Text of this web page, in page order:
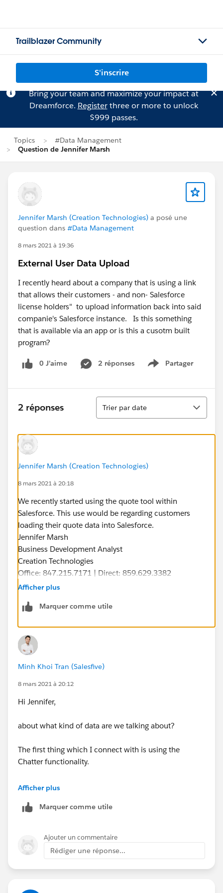
Trailblazer Community
S'inscrire
Bring your team and maximize your impact at
Dreamforce. Registerthree or more to unlock
$999 passes.
Topics
#Data Management
Question de Jennifer Marsh
Jennifer Marsh (Creation Technologies) a posé une
question dans #Data Management
8 mars 2021 à 19:36
External User Data Upload
I recently heard about a company that is using a link
that allows their customers - and non- Salesforce
license holders" to upload information back into said
companie's Salesforce instance. Is this something
that is available via an app or is this a cusotm built
program?
0 J’aime 2 réponses Partager
Show menu
2 réponses
Tri
Trier par date
Jennifer Marsh (Creation Technologies)
8 mars 2021 à 20:18
We recently started using the quote tool within
Salesforce. This use would be regarding customers
loading their quote data into Salesforce.
Jennifer Marsh
Business Development Analyst
Creation Technologies
Office: 847.215.7171 | Direct: 859.629.3382
jennifer.marsh@creationtech.com
Take care of yourself and others. Creation COVID-19
Afficher plus
Marquer comme utile
Minh Khoi Tran (Salesfive)
8 mars 2021 à 20:12
Hi Jennifer,
about what kind of data are we talking about?
The first thing which I connect with is using the
Chatter functionality.
You can create groups where you invite
you have lots of free ones in your org). There data can
Khoi
Afficher plus
Marquer comme utile
Ajouter un commentaire
Rédiger une réponse...